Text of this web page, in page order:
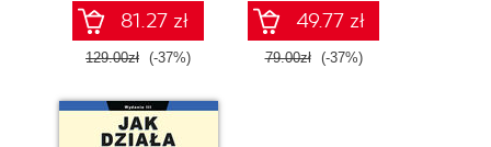
81.27 zł
129.00zł (-37%)
49.77 zł
79.00zł (-37%)